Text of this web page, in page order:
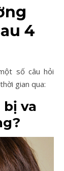
4
số câu hỏi
gian qua:
va